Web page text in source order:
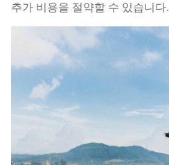
추가 비용을 절약할 수 있습니다.